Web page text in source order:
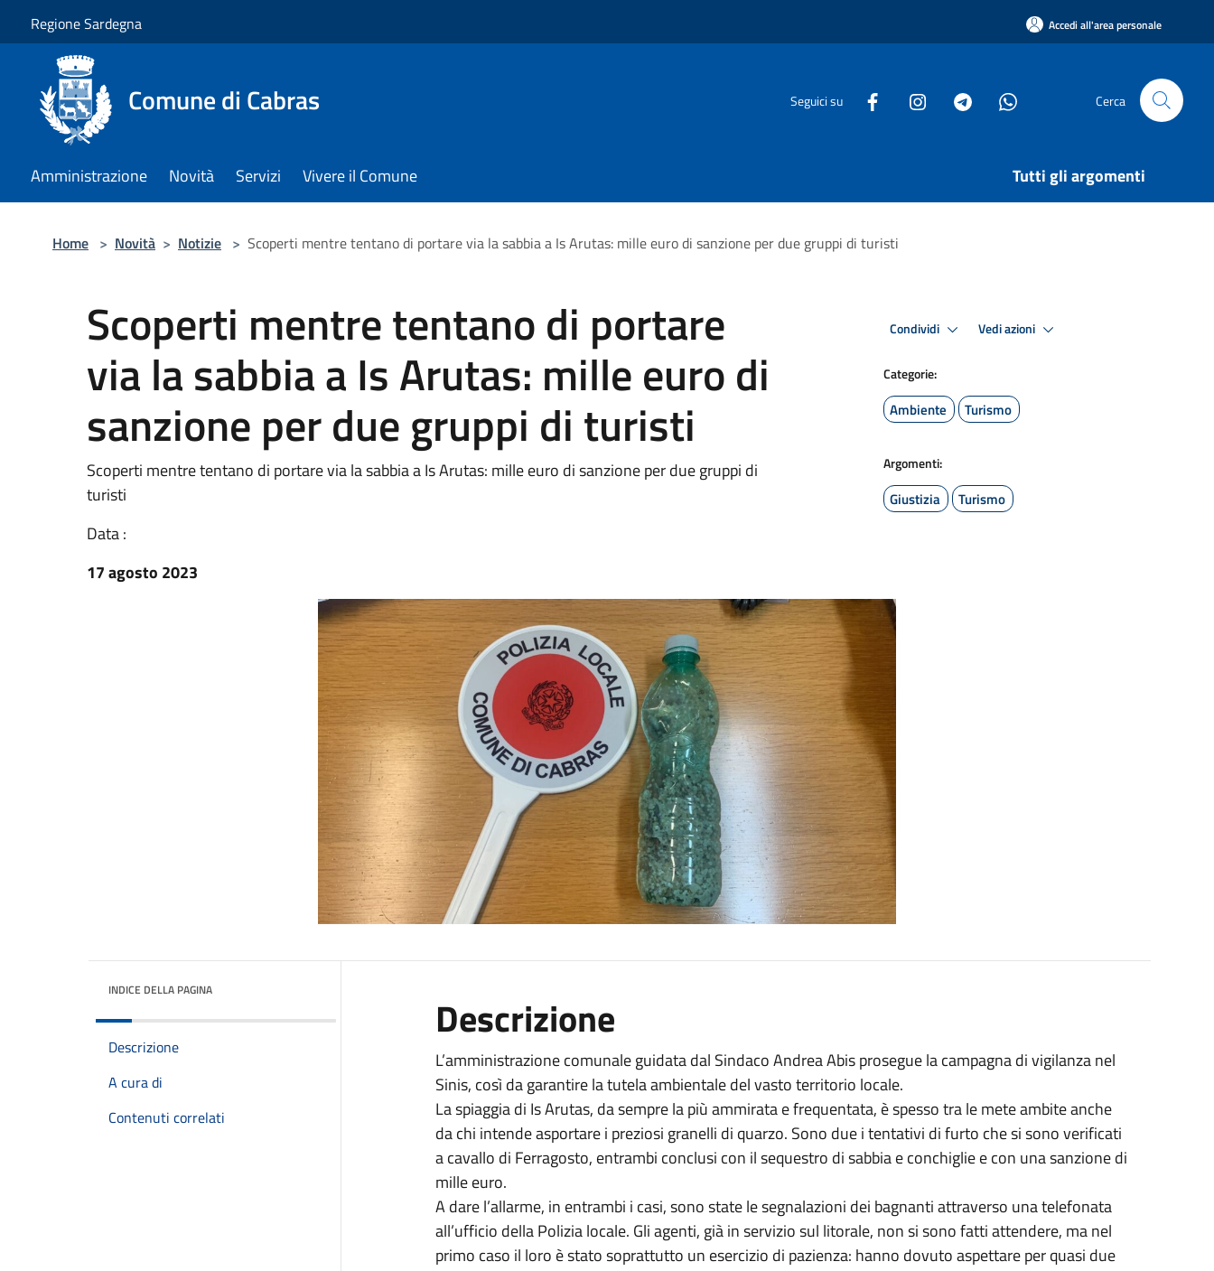
Regione Sardegna Accedi all'area personale
Comune di Cabras Seguici su Cerca
Amministrazione Novità Servizi Vivere il Comune Tutti gli argomenti
Home > Novità > Notizie > Scoperti mentre tentano di portare via la sabbia a Is Arutas: mille euro di sanzione per due gruppi di turisti
Scoperti mentre tentano di portare
via la sabbia a Is Arutas: mille euro di
sanzione per due gruppi di turisti
Scoperti mentre tentano di portare via la sabbia a Is Arutas: mille euro di sanzione per due gruppi di
turisti
Data :
17 agosto 2023
Condividi Vedi azioni
Categorie:
Ambiente Turismo
Argomenti:
Giustizia Turismo
INDICE DELLA PAGINA
Descrizione
A cura di
Contenuti correlati
Descrizione
L’amministrazione comunale guidata dal Sindaco Andrea Abis prosegue la campagna di vigilanza nel
Sinis, così da garantire la tutela ambientale del vasto territorio locale.
La spiaggia di Is Arutas, da sempre la più ammirata e frequentata, è spesso tra le mete ambite anche
da chi intende asportare i preziosi granelli di quarzo. Sono due i tentativi di furto che si sono verificati
a cavallo di Ferragosto, entrambi conclusi con il sequestro di sabbia e conchiglie e con una sanzione di
mille euro.
A dare l’allarme, in entrambi i casi, sono state le segnalazioni dei bagnanti attraverso una telefonata
all’ufficio della Polizia locale. Gli agenti, già in servizio sul litorale, non si sono fatti attendere, ma nel
primo caso il loro è stato soprattutto un esercizio di pazienza: hanno dovuto aspettare per quasi due